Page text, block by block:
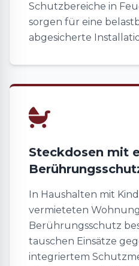
Schutzbereiche in
sorgen für eine
abgesicherte
Steckdosen mit
In Haushalten mit
vermieteten
Berührungsschutz
tauschen Einsätze
integriertem